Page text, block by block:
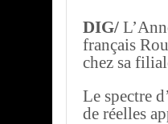
DIG/
français
chez sa
Le spectre
de réelles